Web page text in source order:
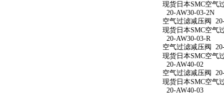
现货日本SMC空气
20-AW30-03-2N
空气过滤减压阀
现货日本SMC空气
20-AW30-03-R
空气过滤减压阀
现货日本SMC空气
20-AW40-02
空气过滤减压阀
现货日本SMC空气
20-AW40-03